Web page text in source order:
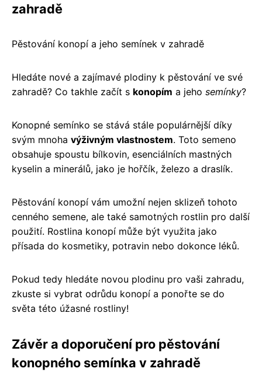
zahradě
Pěstování konopí a jeho semínek v zahradě
Hledáte nové a zajímavé plodiny k pěstování ve své
zahradě? Co takhle začít s konopím a jeho semínky?
Konopné semínko se stává stále populárnější díky
svým mnoha výživným vlastnostem. Toto semeno
obsahuje spoustu bílkovin, esenciálních mastných
kyselin a minerálů, jako je hořčík, železo a draslík.
Pěstování konopí vám umožní nejen sklizeň tohoto
cenného semene, ale také samotných rostlin pro další
použití. Rostlina konopí může být využita jako
přísada do kosmetiky, potravin nebo dokonce léků.
Pokud tedy hledáte novou plodinu pro vaši zahradu,
zkuste si vybrat odrůdu konopí a ponořte se do
světa této úžasné rostliny!
Závěr a doporučení pro pěstování
konopného semínka v zahradě